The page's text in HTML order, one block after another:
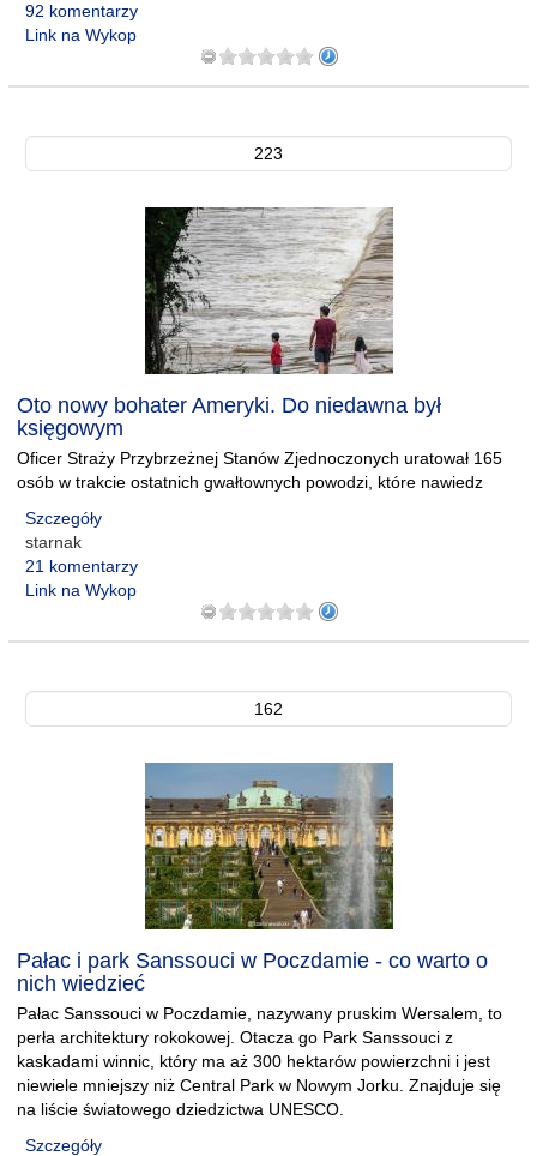
92 komentarzy
Link na Wykop
223
Oto nowy bohater Ameryki. Do niedawna był
księgowym
Oficer Straży Przybrzeżnej Stanów Zjednoczonych uratował 165
osób w trakcie ostatnich gwałtownych powodzi, które nawiedz
Szczegóły
starnak
21 komentarzy
Link na Wykop
162
Pałac i park Sanssouci w Poczdamie - co warto o
nich wiedzieć
Pałac Sanssouci w Poczdamie, nazywany pruskim Wersalem, to
perła architektury rokokowej. Otacza go Park Sanssouci z
kaskadami winnic, który ma aż 300 hektarów powierzchni i jest
niewiele mniejszy niż Central Park w Nowym Jorku. Znajduje się
na liście światowego dziedzictwa UNESCO.
Szczegóły